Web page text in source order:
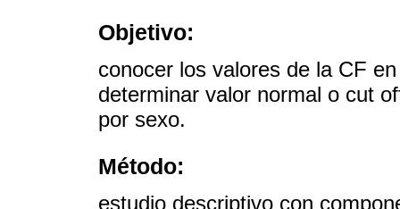
Objetivo:
conocer los valores de la CF
determinar valor normal o cut
por sexo.
Método:
estudio descriptivo con